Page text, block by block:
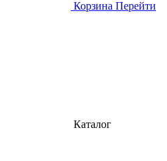
Корзина Перейти
Каталог